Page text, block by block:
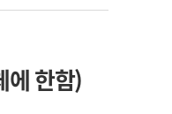
에 한함)